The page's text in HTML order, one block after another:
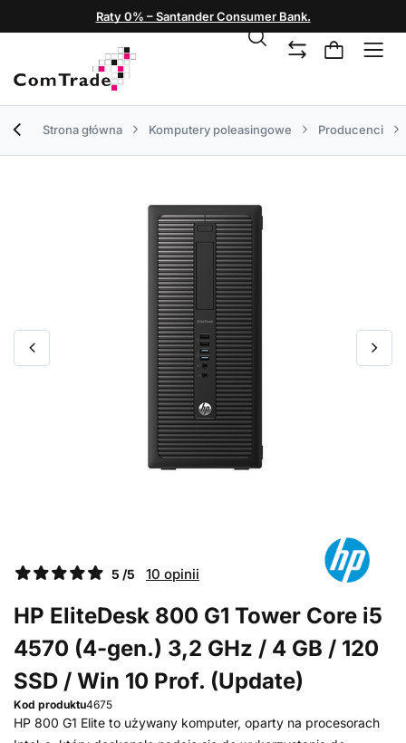
Raty 0% – Santander Consumer Bank.
Strona główna Komputery poleasingowe Producenci
5 /5 10 opinii
HP EliteDesk 800 G1 Tower Core i5
4570 (4-gen.) 3,2 GHz / 4 GB / 120
SSD / Win 10 Prof. (Update)
Kod produktu4675
HP 800 G1 Elite to używany komputer, oparty na procesorach